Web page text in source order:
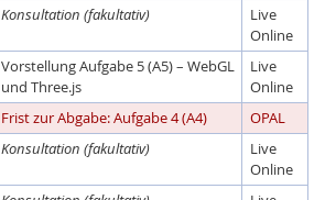
Konsultation (fakultativ)
Live
Online
Vorstellung Aufgabe 5 (A5) – WebGL
und Three.js
Live
Online
Frist zur Abgabe: Aufgabe 4 (A4)
OPAL
Konsultation (fakultativ)
Live
Online